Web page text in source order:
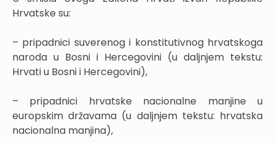
Hrvatske su:
– pripadnici suverenog i konstitutivnog hrvatskoga
naroda u Bosni i Hercegovini (u daljnjem tekstu:
Hrvati u Bosni i Hercegovini),
– pripadnici hrvatske nacionalne manjine u
europskim državama (u daljnjem tekstu: hrvatska
nacionalna manjina),